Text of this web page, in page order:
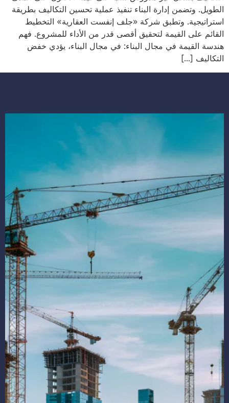
الطويل. وتضمن إدارة البناء تنفيذ عملية تحسين التكاليف بطريقة
استراتيجية. وتطبق شركة «جلف إنفست العقارية» التخطيط
القائم على القيمة لتحقيق أقصى قدر من الأداء للمشروع. فهم
هندسة القيمة في مجال البناء: في مجال البناء، يؤدي خفض
التكاليف […]